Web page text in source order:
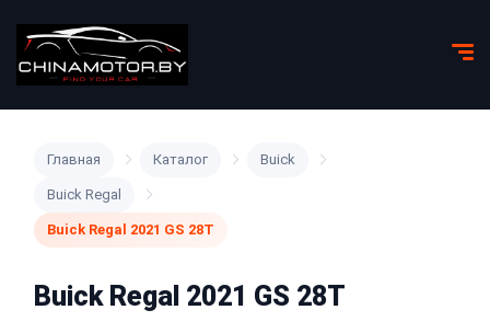
Главная Каталог Buick
Buick Regal
Buick Regal 2021 GS 28T
Buick Regal 2021 GS 28T